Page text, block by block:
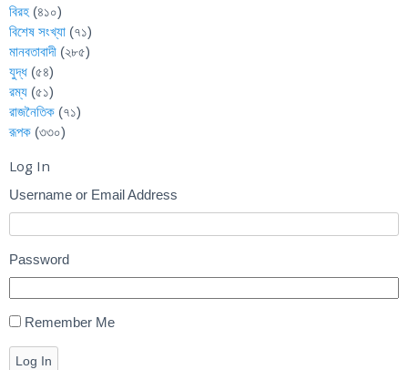
বিরহ (৪১০)
বিশেষ সংখ্যা (৭১)
মানবতাবাদী (২৮৫)
যুদ্ধ (৫৪)
রম্য (৫১)
রাজনৈতিক (৭১)
রূপক (৩৩০)
Log In
Username or Email Address
Password
Remember Me
Log In